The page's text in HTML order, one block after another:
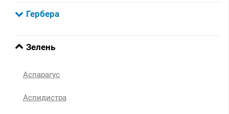
Гербера
Зелень
Аспарагус
Аспидистра